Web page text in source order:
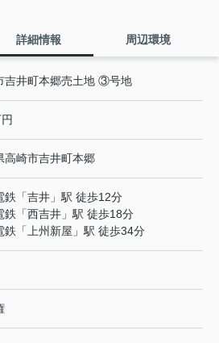
詳細情報 周辺環境
吉井町本郷売土地 ③号地
高崎市吉井町本郷
鉄 「吉井 」駅 徒歩12分
鉄 「西吉井 」駅 徒歩18分
鉄 「 上州新屋 」駅 徒歩34分